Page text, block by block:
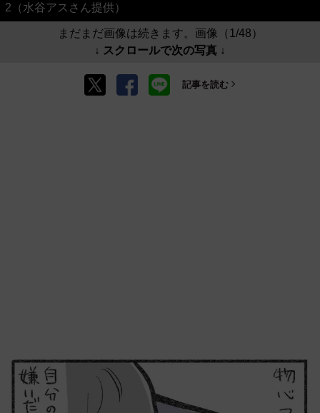
2（水谷アスさん提供）
まだまだ画像は続きます。画像（1/48）
↓ スクロールで次の写真 ↓
記事を読む